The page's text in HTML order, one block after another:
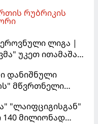
ყოფილმა
რუბრიკის
ეროვნული ლიგა |
უკეთ ითამაშა
გვიან
დანიშნული
მწვრთნელი
"ლაიფციგისგან"
140 მილიონად